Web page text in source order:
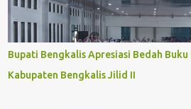
Bupati Bengkalis Apresiasi Bedah
Kabupaten Bengkalis Jilid II